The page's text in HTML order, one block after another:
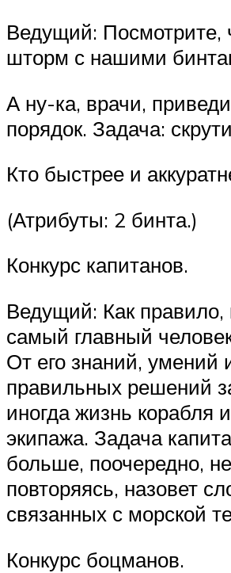
Ведущий: Посмотрите,
шторм с нашими
А ну-ка, врачи,
порядок. Задача:
Кто быстрее и
(Атрибуты: 2 бинта.)
Конкурс капитанов.
Ведущий: Как правило,
самый главный
От его знаний, умений
правильных решений
иногда жизнь корабля
экипажа. Задача
больше, поочередно, не
повторяясь, назовет
связанных с морской
Конкурс боцманов.